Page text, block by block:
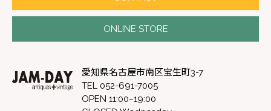
ONLINE STORE
愛知県名古屋市南区宝生町3-7
TEL 052-691-7005
OPEN 11:00~19:00